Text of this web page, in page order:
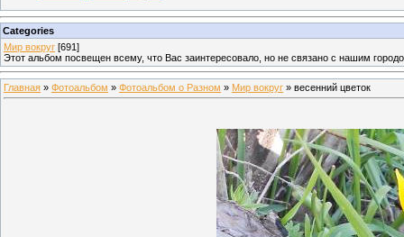
Categories
Мир вокруг [691]
Этот альбом посвещен всему, что Вас заинтересовало, но не связано с нашим
Главная » Фотоальбом » Фотоальбом о Разном » Мир вокруг » весенний цветок